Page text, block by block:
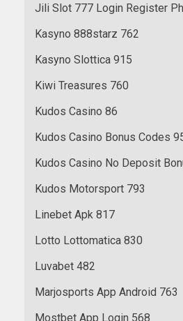
Jili Slot 777 Login Register
Kasyno 888starz 762
Kasyno Slottica 915
Kiwi Treasures 760
Kudos Casino 86
Kudos Casino Bonus Codes
Kudos Casino No Deposit
Kudos Motorsport 793
Linebet Apk 817
Lotto Lottomatica 830
Luvabet 482
Marjosports App Android 763
Mostbet App Login 568